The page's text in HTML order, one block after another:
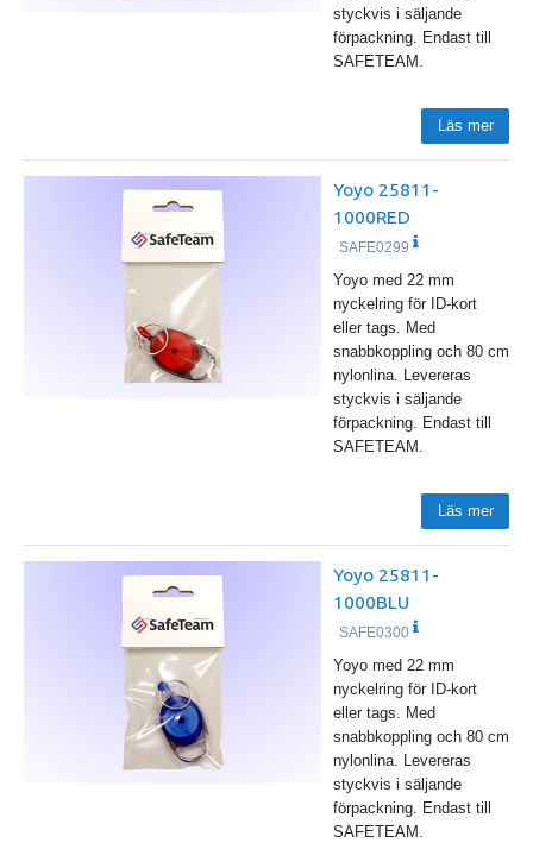
styckvis i säljande
förpackning. Endast till
SAFETEAM.
Läs mer
Yoyo 25811-
1000RED
SAFE0299
Yoyo med 22 mm
nyckelring för ID-kort
eller tags. Med
snabbkoppling och 80 cm
nylonlina. Levereras
styckvis i säljande
förpackning. Endast till
SAFETEAM.
Läs mer
Yoyo 25811-
1000BLU
SAFE0300
Yoyo med 22 mm
nyckelring för ID-kort
eller tags. Med
snabbkoppling och 80 cm
nylonlina. Levereras
styckvis i säljande
förpackning. Endast till
SAFETEAM.